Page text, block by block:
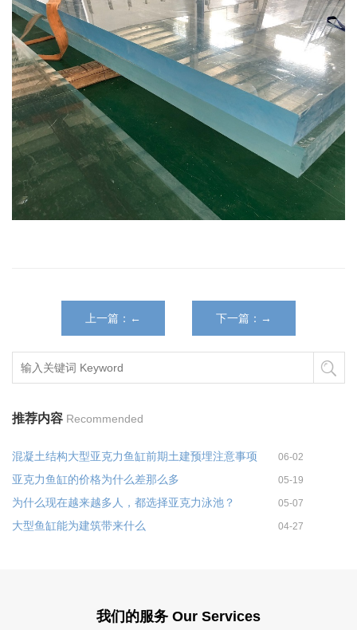
上一篇：← 下一篇：→
推荐内容 Recommended
混凝土结构大型亚克力鱼缸前期土建预埋注意事项 06-02
亚克力鱼缸的价格为什么差那么多 05-19
为什么现在越来越多人，都选择亚克力泳池？ 05-07
大型鱼缸能为建筑带来什么 04-27
我们的服务 Our Services